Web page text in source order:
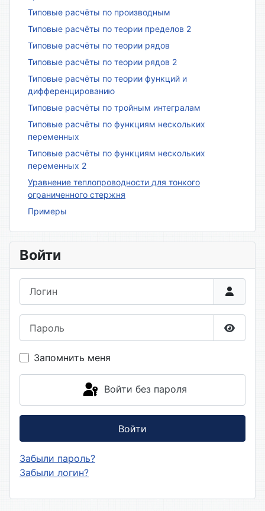
Типовые расчёты по производным
Типовые расчёты по теории пределов 2
Типовые расчёты по теории рядов
Типовые расчёты по теории рядов 2
Типовые расчёты по теории функций и
дифференцированию
Типовые расчёты по тройным интегралам
Типовые расчёты по функциям нескольких
переменных
Типовые расчёты по функциям нескольких
переменных 2
Уравнение теплопроводности для тонкого
ограниченного стержня
Примеры
Войти
Запомнить меня
Войти без пароля
Войти
Забыли пароль?
Забыли логин?